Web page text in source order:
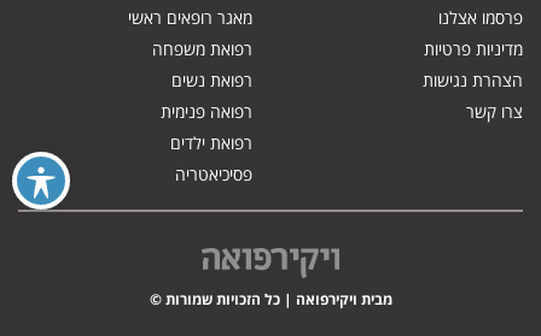
פרסמו אצלנו
מדיניות פרטיות
הצהרת נגישות
צרו קשר
מאגר רופאים ראשי
רפואת משפחה
רפואת נשים
רפואה פנימית
רפואת ילדים
פסיכיאטריה
מבית ויקירפואה | כל הזכויות שמורות ©